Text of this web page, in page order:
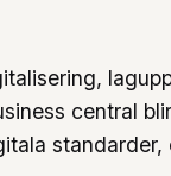
central
standarder,